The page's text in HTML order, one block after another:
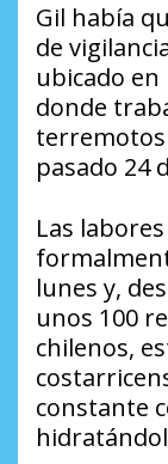
Gil había
de
ubicado en
donde
terremotos
pasado 24
Las
lunes y,
unos 100
chilenos,
constante